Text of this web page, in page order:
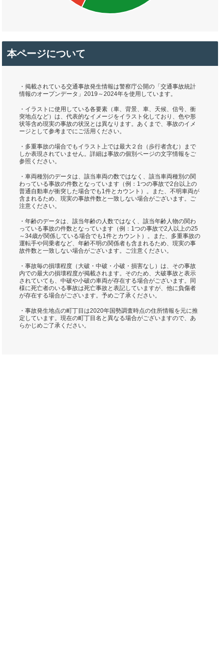
本ページについて
・掲載されている交通事故発生情報は警察庁公開の「交通事故統計
情報のオープンデータ」2019～2024年を使用しています。
・イラストに使用している各要素（車、背景、車、天候、信号、衝
突地点など）は、代表的なイメージをイラスト化しており、色や形
状等含め現実の事故の状況とは異なります。あくまで、事故のイメ
ージとして参考までにご活用ください。
・多重事故の場合でもイラスト上では最大２台（歩行者含む）まで
しか表現されていません。詳細は事故の個別ページの文字情報をご
参照ください。
・車両種別のデータは、該当車両の数ではなく、該当車両種別の関
わっている事故の件数となっています（例：1つの事故で2台以上の
普通自動車が衝突した場合でも1件とカウント）。また、不明車両が
含まれるため、現実の事故件数と一致しない場合がございます。ご
注意ください。
・年齢のデータは、該当年齢の人数ではなく、該当年齢人物の関わ
っている事故の件数となっています（例：1つの事故で2人以上の25
～34歳が関係している場合でも1件とカウント）。また、多重事故の
運転手や同乗者など、年齢不明の関係者も含まれるため、現実の事
故件数と一致しない場合がございます。ご注意ください。
・事故毎の損壊程度（大破・中破・小破・損害なし）は、その事故
内での最大の損壊程度が掲載されます。そのため、大破事故と表示
されていても、中破や小破の車両が存在する場合がございます。同
様に死亡者のいる事故は死亡事故と表記していますが、他に負傷者
が存在する場合がございます。予めご了承ください。
・事故発生地点の町丁目は2020年国勢調査時点の住所情報を元に推
定しています。現在の町丁目名と異なる場合がございますので、あ
らかじめご了承ください。